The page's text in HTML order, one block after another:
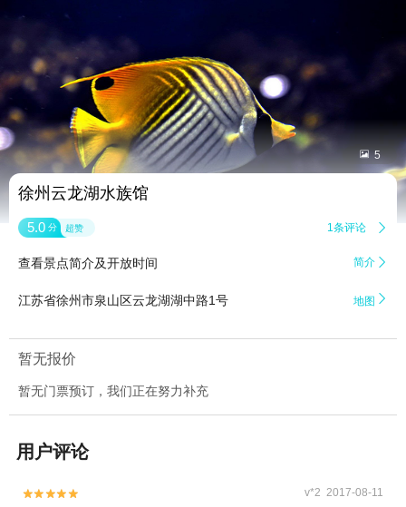
 5
徐州云龙湖水族馆
5.0 分 超赞 1条评论 
查看景点简介及开放时间 简介 
江苏省徐州市泉山区云龙湖湖中路1号 地图 
暂无报价
暂无门票预订，我们正在努力补充
用户评论

 v*2 2017-08-11
